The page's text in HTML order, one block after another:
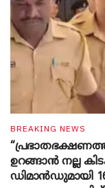
BREAKING NEWS
ഉറങ്ങാന്‍ നല്ല
ഡിമാന്‍ഡുമായി 16